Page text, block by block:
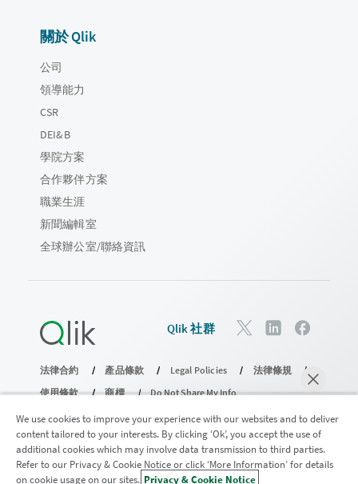
關於 Qlik
公司
領導能力
CSR
DEI&B
學院方案
合作夥伴方案
職業生涯
新聞編輯室
全球辦公室/聯絡資訊
Qlik 社群
法律合約 產品條款 Legal Policies
法律條規
使用條款
商標
Do Not Share My Info
© 1993-2026 QlikTech International AB。保留所有權利。
加入分析現代化計畫
We use cookies to improve your experience with our websites and to deliver
content tailored to your interests. By clicking ‘Ok’, you accept the use of
additional cookies which may involve data transmission to third parties.
Refer to our Privacy & Cookie Notice or click ‘More Information’ for details
on cookie usage on our sites. Privacy & Cookie Notice